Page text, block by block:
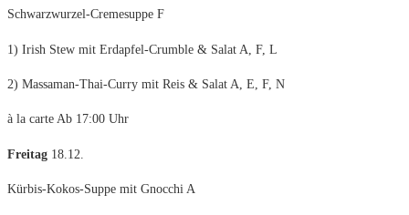
Schwarzwurzel-Cremesuppe F
1) Irish Stew mit Erdapfel-Crumble & Salat A, F, L
2) Massaman-Thai-Curry mit Reis & Salat A, E, F, N
à la carte Ab 17:00 Uhr
Freitag 18.12.
Kürbis-Kokos-Suppe mit Gnocchi A